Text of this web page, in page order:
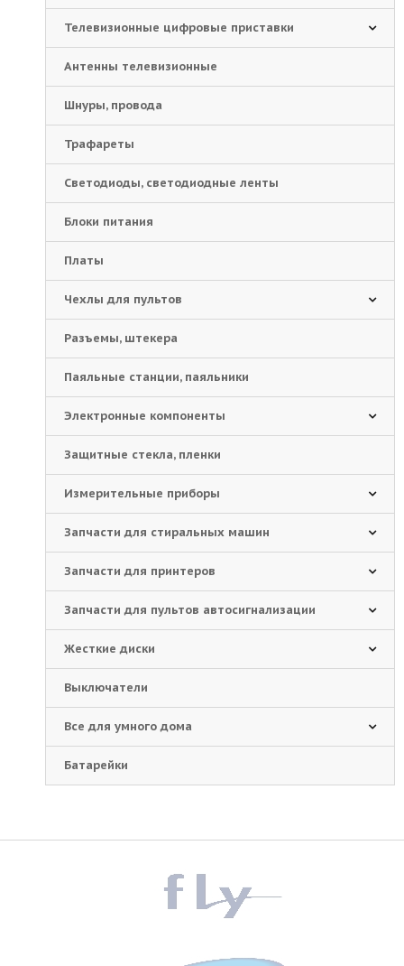
Телевизионные цифровые приставки
Антенны телевизионные
Шнуры, провода
Трафареты
Светодиоды, светодиодные ленты
Блоки питания
Платы
Чехлы для пультов
Разъемы, штекера
Паяльные станции, паяльники
Электронные компоненты
Защитные стекла, пленки
Измерительные приборы
Запчасти для стиральных машин
Запчасти для принтеров
Запчасти для пультов автосигнализации
Жесткие диски
Выключатели
Все для умного дома
Батарейки